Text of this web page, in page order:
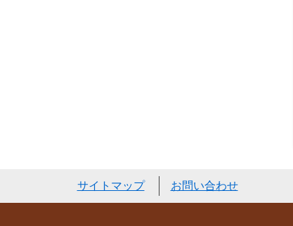
サイトマップ お問い合わせ